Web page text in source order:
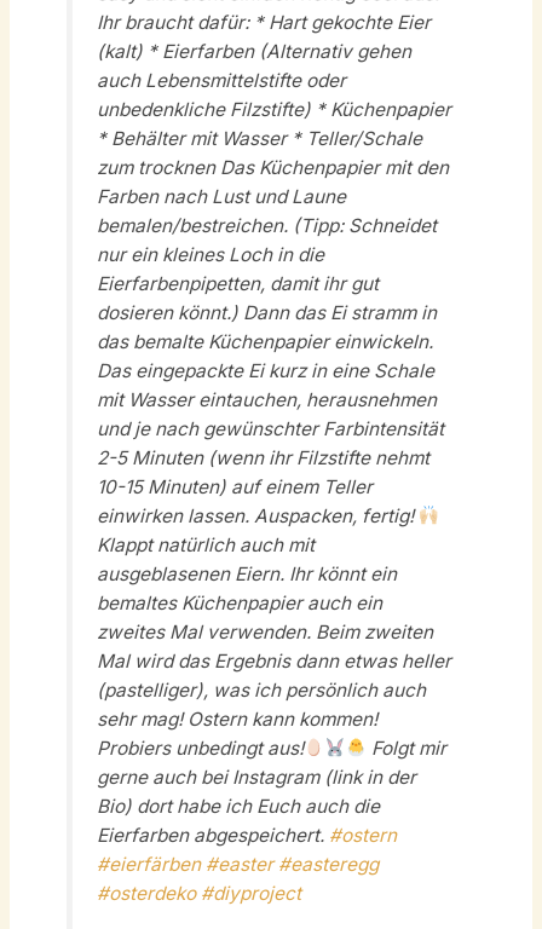
Ihr braucht dafür: * Hart gekochte Eier
(kalt) * Eierfarben (Alternativ gehen
auch Lebensmittelstifte oder
unbedenkliche Filzstifte) * Küchenpapier
* Behälter mit Wasser * Teller/Schale
zum trocknen Das Küchenpapier mit den
Farben nach Lust und Laune
bemalen/bestreichen. (Tipp: Schneidet
nur ein kleines Loch in die
Eierfarbenpipetten, damit ihr gut
dosieren könnt.) Dann das Ei stramm in
das bemalte Küchenpapier einwickeln.
Das eingepackte Ei kurz in eine Schale
mit Wasser eintauchen, herausnehmen
und je nach gewünschter Farbintensität
2-5 Minuten (wenn ihr Filzstifte nehmt
10-15 Minuten) auf einem Teller
einwirken lassen. Auspacken, fertig!
Klappt natürlich auch mit
ausgeblasenen Eiern. Ihr könnt ein
bemaltes Küchenpapier auch ein
zweites Mal verwenden. Beim zweiten
Mal wird das Ergebnis dann etwas heller
(pastelliger), was ich persönlich auch
sehr mag! Ostern kann kommen!
Probiers unbedingt aus!
Folgt mir
gerne auch bei Instagram (link in der
Bio) dort habe ich Euch auch die
Eierfarben abgespeichert. #ostern
#eierfärben #easter #easteregg
#osterdeko #diyproject